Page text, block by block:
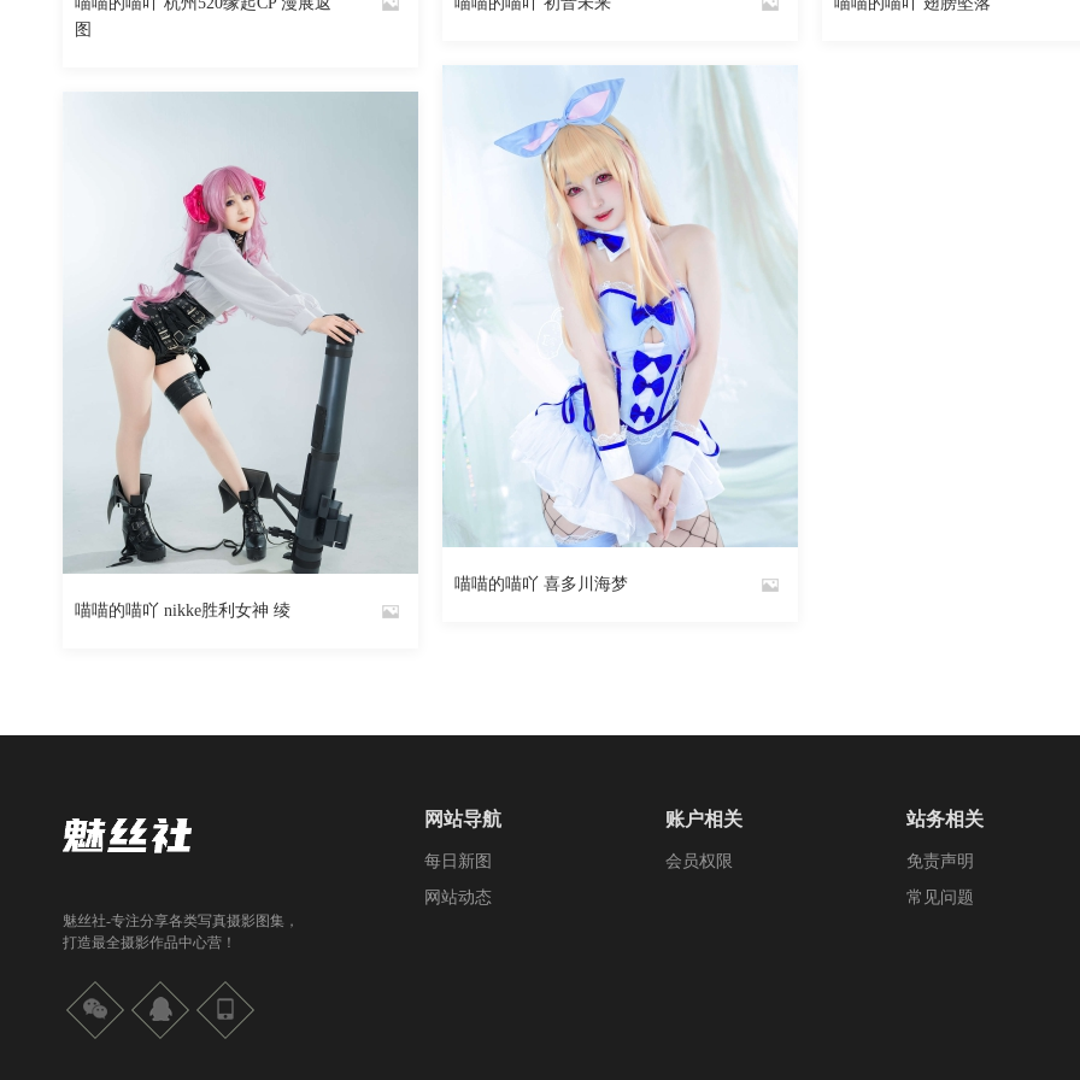
By
968 阅读
图
喵喵的喵吖 nikke胜利女神 绫
魅丝社
897 阅读 0 回复
喵喵的喵吖 喜多川海梦
魅丝社-专注分享各类写真摄影图集，
打造最全摄影作品中心营！
网站导航
每日新图
网站动态
账户相关
会员权限
站务相关
免责声明
常见问题